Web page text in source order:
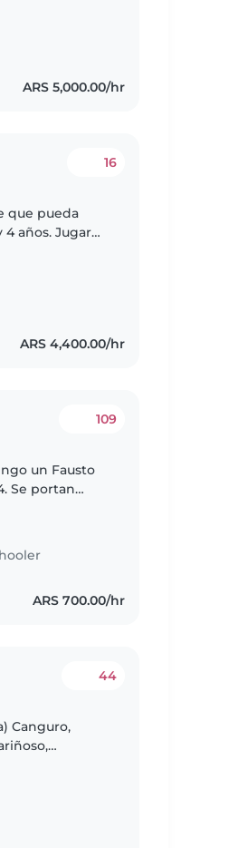
ARS 5,000.00/hr
16
que pueda
4 años. Jugar
ARS 4,400.00/hr
109
un Fausto
Se portan
ARS 700.00/hr
44
Canguro,